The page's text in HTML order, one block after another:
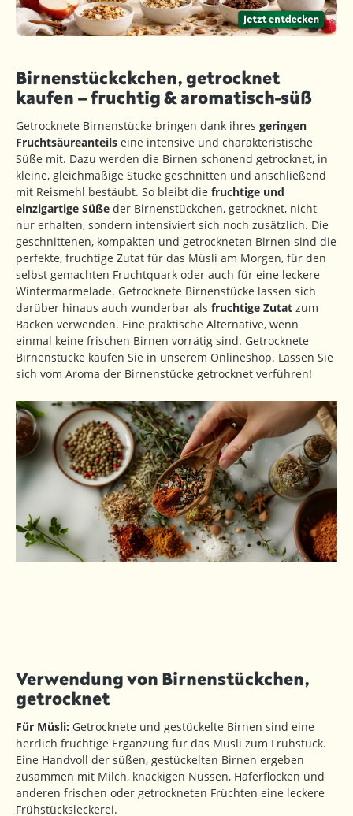
Birnenstückckchen, getrocknet
kaufen – fruchtig & aromatisch-süß
Getrocknete Birnenstücke bringen dank ihres geringen
Fruchtsäureanteils eine intensive und charakteristische
Süße mit. Dazu werden die Birnen schonend getrocknet, in
kleine, gleichmäßige Stücke geschnitten und anschließend
mit Reismehl bestäubt. So bleibt die fruchtige und
einzigartige Süße der Birnenstückchen, getrocknet, nicht
nur erhalten, sondern intensiviert sich noch zusätzlich. Die
geschnittenen, kompakten und getrockneten Birnen sind die
perfekte, fruchtige Zutat für das Müsli am Morgen, für den
selbst gemachten Fruchtquark oder auch für eine leckere
Wintermarmelade. Getrocknete Birnenstücke lassen sich
darüber hinaus auch wunderbar als fruchtige Zutat zum
Backen verwenden. Eine praktische Alternative, wenn
einmal keine frischen Birnen vorrätig sind. Getrocknete
Birnenstücke kaufen Sie in unserem Onlineshop. Lassen Sie
sich vom Aroma der Birnenstücke getrocknet verführen!
Verwendung von Birnenstückchen,
getrocknet
Für Müsli: Getrocknete und gestückelte Birnen sind eine
herrlich fruchtige Ergänzung für das Müsli zum Frühstück.
Eine Handvoll der süßen, gestückelten Birnen ergeben
zusammen mit Milch, knackigen Nüssen, Haferflocken und
anderen frischen oder getrockneten Früchten eine leckere
Frühstücksleckerei.